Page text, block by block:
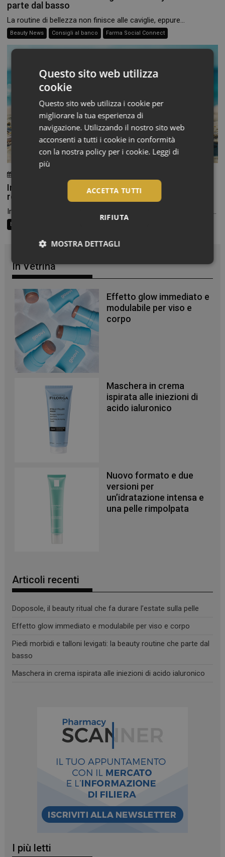
parte dal basso
La routine di bellezza non finisce alle caviglie, eppure...
Beauty News Consigli al banco Farma Social Connect
Integratori per pelle e capelli in estate: la beauty
routine passa anche dalla farmacia
In estate cambiamo texture, scegliamo cosmetici più leggeri e...
Beauty Trend
In Vetrina
Effetto glow immediato e
modulabile per viso e
corpo
Maschera in crema
ispirata alle iniezioni di
acido ialuronico
Nuovo formato e due
versioni per
un’idratazione intensa e
una pelle rimpolpata
Articoli recenti
Doposole, il beauty ritual che fa durare l’estate sulla pelle
Effetto glow immediato e modulabile per viso e corpo
Piedi morbidi e talloni levigati: la beauty routine che parte dal
basso
Maschera in crema ispirata alle iniezioni di acido ialuronico
I più letti
Questo sito web utilizza
cookie
Questo sito web utilizza i cookie per
migliorare la tua esperienza di
navigazione. Utilizzando il nostro sito web
acconsenti a tutti i cookie in conformità
con la nostra policy per i cookie. Leggi di
più
ACCETTA TUTTI
RIFIUTA
MOSTRA DETTAGLI
Necessari
I cookie necessari contribuiscono a rendere fruibile il
sito web abilitandone funzionalità di base quali la
navigazione sulle pagine e l'accesso alle aree
funzionare correttamente senza questi cookie.
NOME
FORNITORE/DOMINIO
SCADENZA
PHPSESSID
_ga
Google LLC